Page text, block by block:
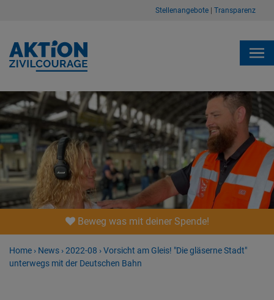
Stellenangebote Transparenz
Beweg was mit deiner Spende!
Home › News ›2022-08 ›Vorsicht am Gleis! "Die gläserne Stadt"
unterwegs mit der Deutschen Bahn